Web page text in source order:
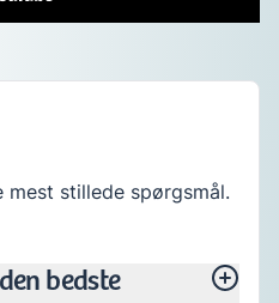
stillede spørgsmål.
bedste